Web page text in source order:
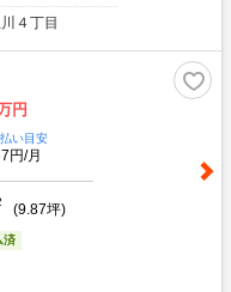
４丁目
円
い目安
円/月
(9.87坪)
済